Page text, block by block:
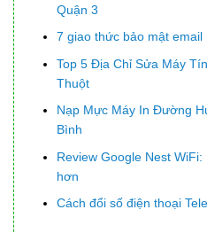
Quận 3
7 giao thức bảo mật
Top 5 Địa Chỉ Sửa Máy
Thuột
Nạp Mực Máy In Đường
Bình
Review Google Nest
hơn
Cách đổi số điện thoại